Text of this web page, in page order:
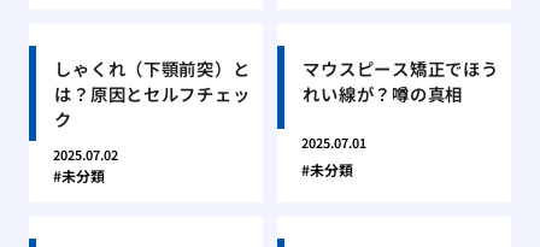
しゃくれ（下顎前突）と
は？原因とセルフチェッ
ク
2025.07.02
未分類
マウスピース矯正でほう
れい線が？噂の真相
2025.07.01
未分類